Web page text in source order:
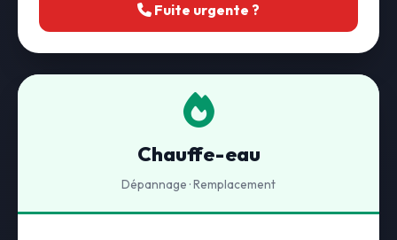
Fuite urgente ?
Chauffe-eau
Dépannage · Remplacement